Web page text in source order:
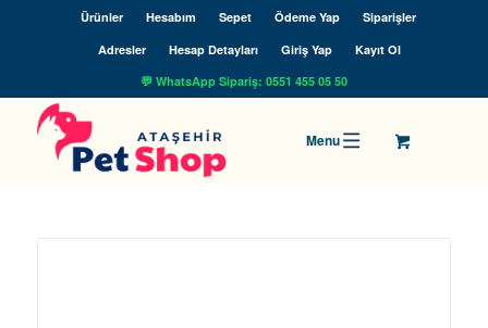
Ürünler Hesabım Sepet Ödeme Yap
Siparişler
Adresler
Hesap Detayları Giriş Yap
Kayıt Ol
💬 WhatsApp Sipariş: 0551 455 05 50